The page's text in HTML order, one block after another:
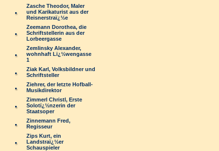
Zasche Theodor, Maler
und Karikaturist aus der
Reisnerstraï¿½e
Zeemann Dorothea, die
Schriftstellerin aus der
Lorbeergasse
Zemlinsky Alexander,
wohnhaft Lï¿½wengasse
1
Ziak Karl, Volksbildner und
Schriftsteller
Ziehrer, der letzte Hofball-
Musikdirektor
Zimmerl Christl, Erste
Solotï¿½nzerin der
Staatsoper
Zinnemann Fred,
Regisseur
Zips Kurt, ein
Landstraï¿½er
Schauspieler